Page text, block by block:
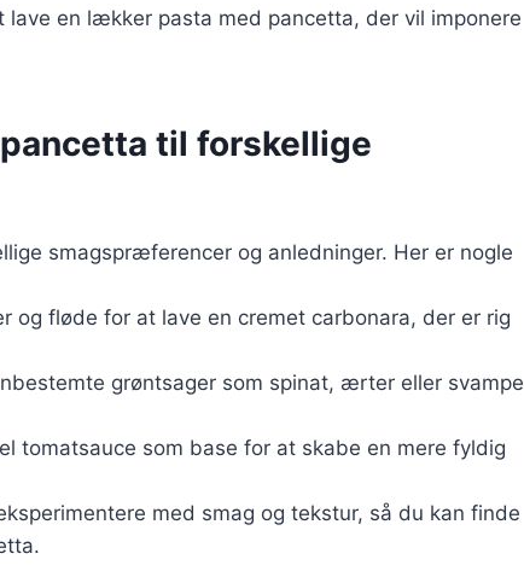
en lækker pasta med pancetta, der vil imponere
til forskellige
smagspræferencer og anledninger. Her er nogle
og fløde for at lave en cremet carbonara, der er rig
grøntsager som spinat, ærter eller svampe
tomatsauce som base for at skabe en mere fyldig
med smag og tekstur, så du kan finde